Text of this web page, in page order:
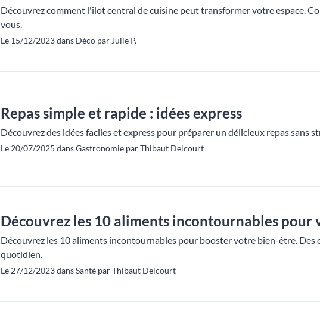
Découvrez comment l'îlot central de cuisine peut transformer votre espace.
vous.
Le 15/12/2023 dans Déco par Julie P.
Repas simple et rapide : idées express
Découvrez des idées faciles et express pour préparer un délicieux repas sans
Le 20/07/2025 dans Gastronomie par Thibaut Delcourt
Découvrez les 10 aliments incontournables pour
Découvrez les 10 aliments incontournables pour booster votre bien-être.
quotidien.
Le 27/12/2023 dans Santé par Thibaut Delcourt